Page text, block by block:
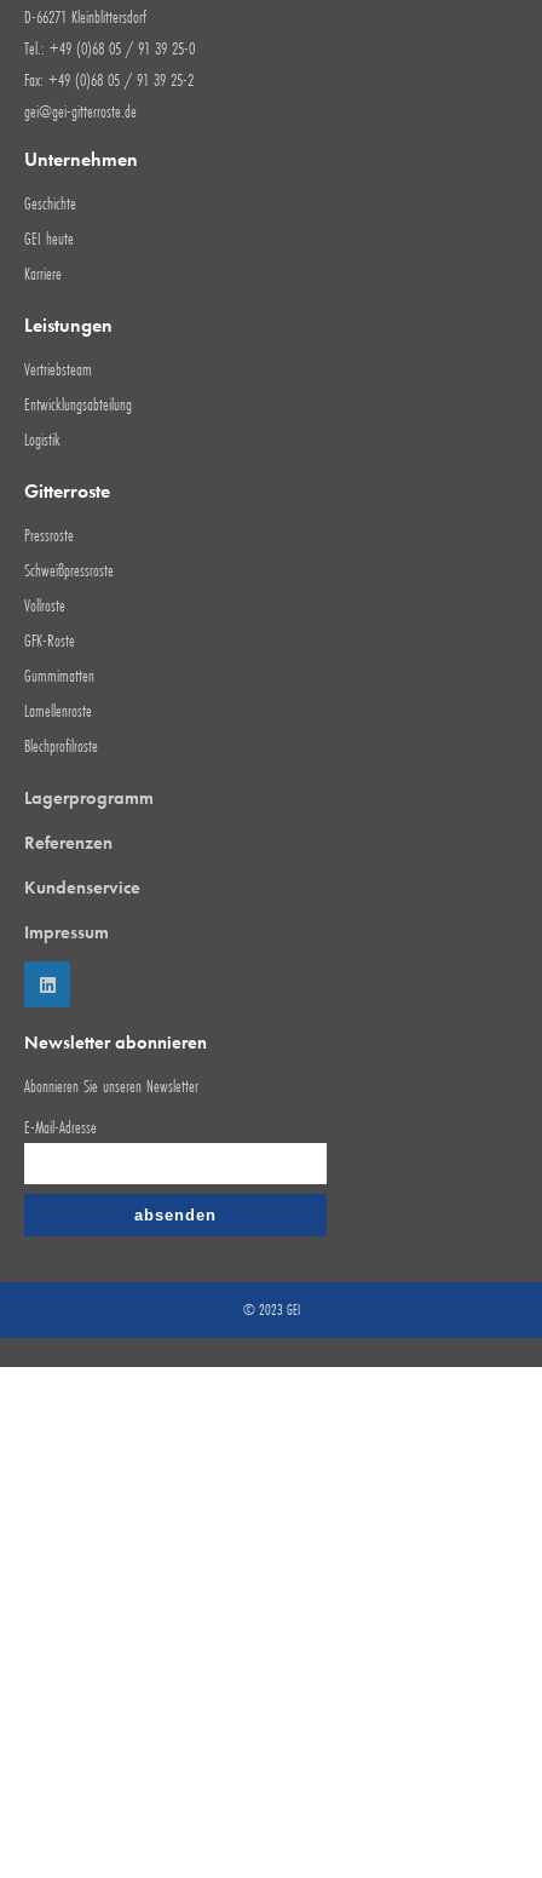
D-66271 Kleinblittersdorf
Tel.: +49 (0)68 05 / 91 39 25-0
Fax: +49 (0)68 05 / 91 39 25-2
gei@gei-gitterroste.de
Unternehmen
Geschichte
GEI heute
Karriere
Leistungen
Vertriebsteam
Entwicklungsabteilung
Logistik
Gitterroste
Pressroste
Schweißpressroste
Vollroste
GFK-Roste
Gummimatten
Lamellenroste
Blechprofilroste
Lagerprogramm
Referenzen
Kundenservice
Impressum
Newsletter abonnieren
Abonnieren Sie unseren Newsletter
E-Mail-Adresse
© 2023 GEI